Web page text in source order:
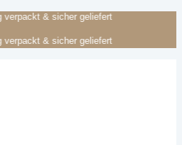
Kunsthandwerk aus Afrika
Kunsthandwerk aus Afrika